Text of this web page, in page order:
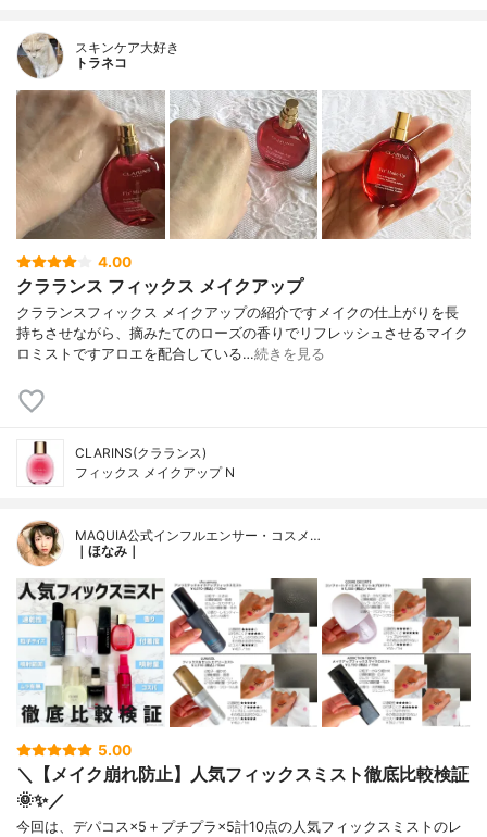
スキンケア大好き
トラネコ
4.00
クラランス フィックス メイクアップ
クラランスフィックス メイクアップの紹介ですメイクの仕上がりを長
持ちさせながら、摘みたてのローズの香りでリフレッシュさせるマイク
ロミストですアロエを配合している…続きを見る
CLARINS(クラランス)
フィックス メイクアップ N
MAQUIA公式インフルエンサー・コスメ…
｜ほなみ｜
5.00
＼【メイク崩れ防止】人気フィックスミスト徹底比較検証
🌞✨／
今回は、デパコス×5＋プチプラ×5計10点の人気フィックスミストのレ